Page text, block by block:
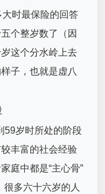
时最保险的回答
个整岁数了（因
这个分水岭上去
子，也就是虚八
59岁时所处的阶段
丰富的社会经验
庭中都是“主心骨”
很多六十六岁的人